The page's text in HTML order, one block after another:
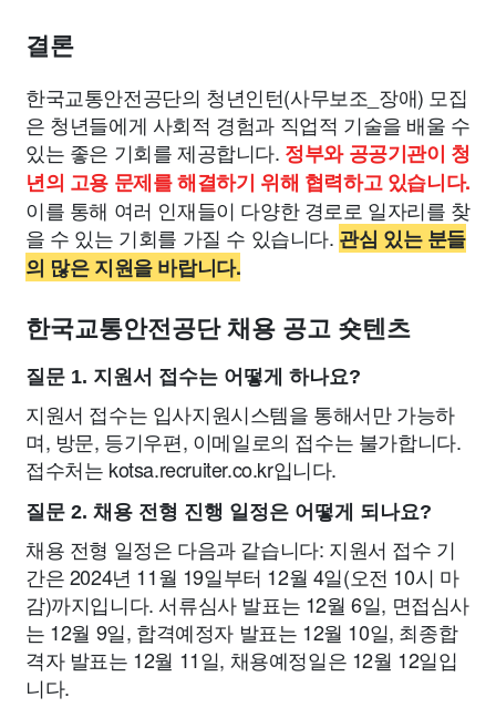
결론
한국교통안전공단의 청년인턴(사무보조_장애) 모집
은 청년들에게 사회적 경험과 직업적 기술을 배울 수
있는 좋은 기회를 제공합니다. 정부와 공공기관이 청
년의 고용 문제를 해결하기 위해 협력하고 있습니다.
이를 통해 여러 인재들이 다양한 경로로 일자리를 찾
을 수 있는 기회를 가질 수 있습니다. 관심 있는 분들
의 많은 지원을 바랍니다.
한국교통안전공단 채용 공고 숏텐츠
질문 1. 지원서 접수는 어떻게 하나요?
지원서 접수는 입사지원시스템을 통해서만 가능하
며, 방문, 등기우편, 이메일로의 접수는 불가합니다.
접수처는 kotsa.recruiter.co.kr입니다.
질문 2. 채용 전형 진행 일정은 어떻게 되나요?
채용 전형 일정은 다음과 같습니다: 지원서 접수 기
간은 2024년 11월 19일부터 12월 4일(오전 10시 마
감)까지입니다. 서류심사 발표는 12월 6일, 면접심사
는 12월 9일, 합격예정자 발표는 12월 10일, 최종합
격자 발표는 12월 11일, 채용예정일은 12월 12일입
니다.